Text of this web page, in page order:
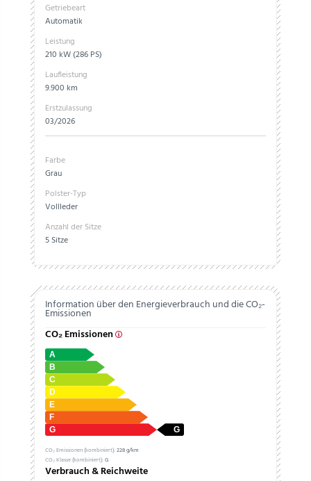
Getriebeart
Automatik
Leistung
210 kW (286 PS)
Laufleistung
9.900 km
Erstzulassung
03/2026
Farbe
Grau
Polster-Typ
Vollleder
Anzahl der Sitze
5 Sitze
Information über den Energieverbrauch und die CO₂-
Emissionen
CO₂ Emissionen
CO₂ Emissionen (kombiniert):228 g/km
CO₂ Klasse (kombiniert):G
Verbrauch & Reichweite